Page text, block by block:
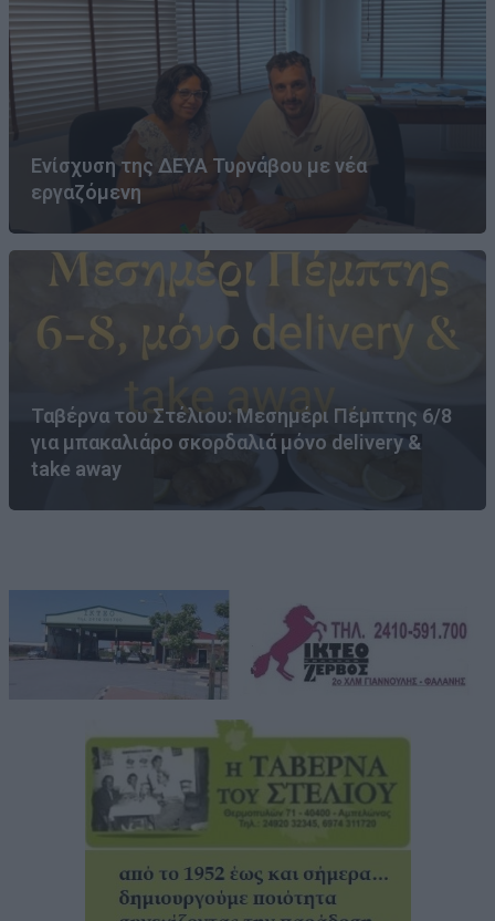
Ενίσχυση της ΔΕΥΑ Τυρνάβου με νέα
εργαζόμενη
Ταβέρνα του Στέλιου: Μεσημέρι Πέμπτης 6/8
για μπακαλιάρο σκορδαλιά μόνο delivery &
take away